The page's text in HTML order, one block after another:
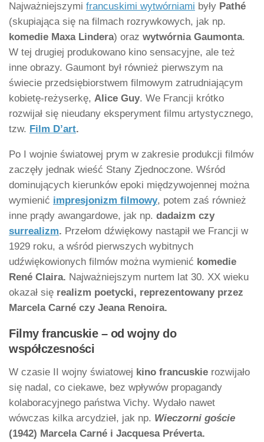
Najważniejszymi francuskimi wytwórniami były Pathé
(skupiająca się na filmach rozrywkowych, jak np.
komedie Maxa Lindera) oraz wytwórnia Gaumonta.
W tej drugiej produkowano kino sensacyjne, ale też
inne obrazy. Gaumont był również pierwszym na
świecie przedsiębiorstwem filmowym zatrudniającym
kobietę-reżyserkę, Alice Guy. We Francji krótko
rozwijał się nieudany eksperyment filmu artystycznego,
tzw. Film D’art.
Po I wojnie światowej prym w zakresie produkcji filmów
zaczęły jednak wieść Stany Zjednoczone. Wśród
dominujących kierunków epoki międzywojennej można
wymienić impresjonizm filmowy, potem zaś również
inne prądy awangardowe, jak np. dadaizm czy
surrealizm. Przełom dźwiękowy nastąpił we Francji w
1929 roku, a wśród pierwszych wybitnych
udźwiękowionych filmów można wymienić komedie
René Claira. Najważniejszym nurtem lat 30. XX wieku
okazał się realizm poetycki, reprezentowany przez
Marcela Carné czy Jeana Renoira.
Filmy francuskie – od wojny do
współczesności
W czasie II wojny światowej kino francuskie rozwijało
się nadal, co ciekawe, bez wpływów propagandy
kolaboracyjnego państwa Vichy. Wydało nawet
wówczas kilka arcydzieł, jak np. Wieczorni goście
(1942) Marcela Carné i Jacquesa Préverta.